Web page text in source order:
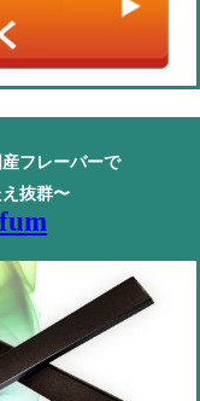
フレーバーで
抜群〜